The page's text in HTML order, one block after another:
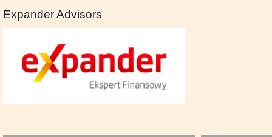
Expander Advisors